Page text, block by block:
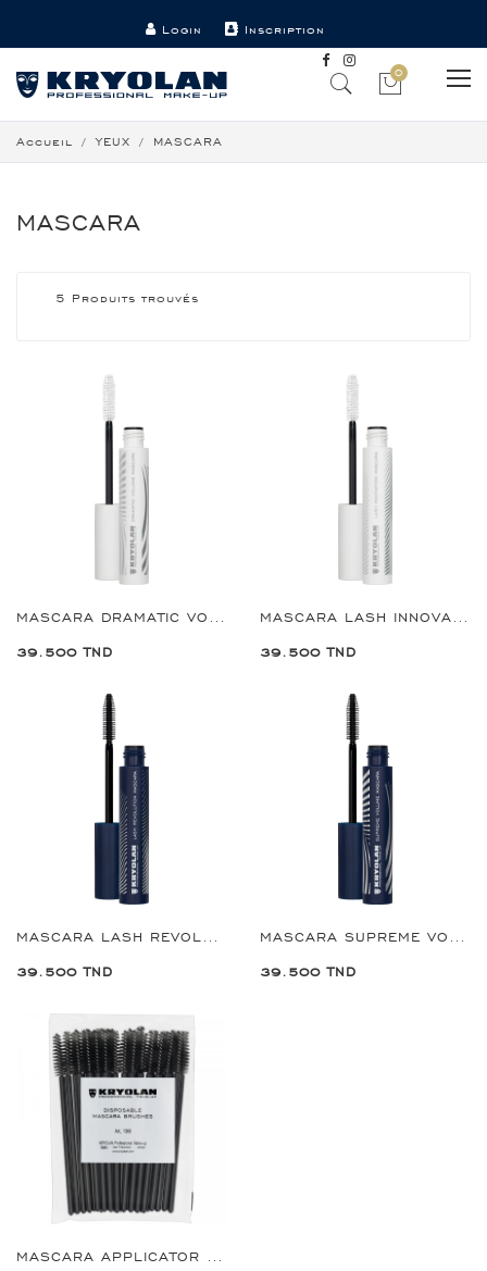
Login Inscription
0
Accueil YEUX MASCARA
MASCARA
5 Produits trouvés
MASCARA DRAMATIC VOLUME BLACK 8ML
39.500 TND
MASCARA LASH INNOVATION BLACK 8ML
39.500 TND
MASCARA LASH REVOLUTION BLACK 8ML
39.500 TND
MASCARA SUPREME VOLUME BLACK 8ML
39.500 TND
MASCARA APPLICATOR 25 PCS REF:1365